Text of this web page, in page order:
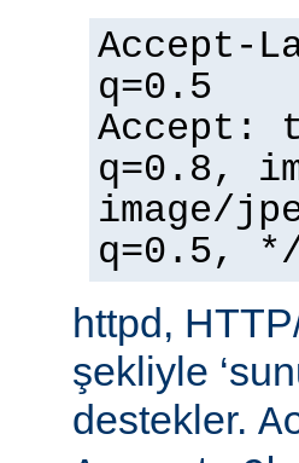
Accept-
q=0.5
Accept:
q=0.8,
image/
q=0.5,
httpd,
şekliyle
destekler.